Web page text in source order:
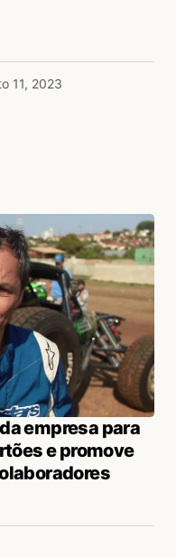
11, 2023
empresa para
e promove